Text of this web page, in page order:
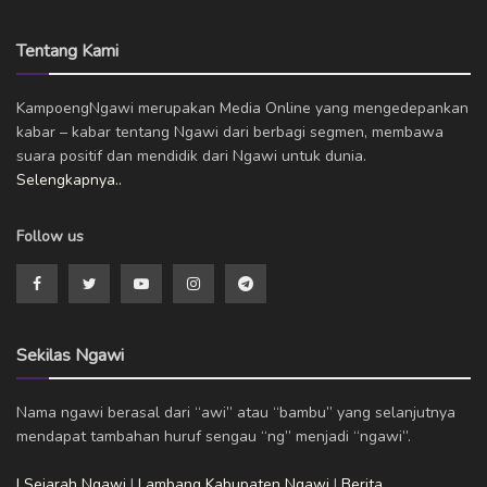
Tentang Kami
KampoengNgawi merupakan Media Online yang mengedepankan
kabar – kabar tentang Ngawi dari berbagi segmen, membawa
suara positif dan mendidik dari Ngawi untuk dunia.
Selengkapnya..
Follow us
Sekilas Ngawi
Nama ngawi berasal dari “awi” atau “bambu” yang selanjutnya
mendapat tambahan huruf sengau “ng” menjadi “ngawi”.